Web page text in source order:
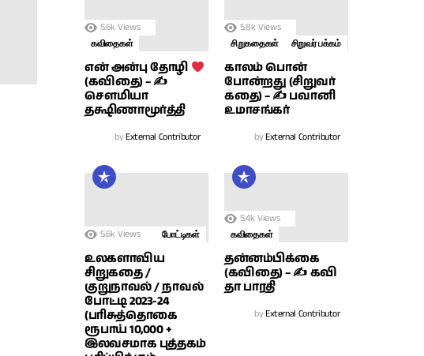
5.6k Views
கவிதைகள்
என் அன்பு தோழி
(கவிதை) – ✍
சௌமியா
தக்ஷிணாமூர்த்தி
byExternal Contributor
5.8k Views
சிறுகதைகள் சிறுவர் பக்கம்
காலம் பொன்
போன்றது (சிறுவர்
கதை) – ✍ பவானி
உமாசங்கர்
byExternal Contributor
5.6k Views போட்டிகள்
உலகளாவிய
சிறுகதை /
குறுநாவல் / நாவல்
போட்டி 2023-24
(பரிசுத்தொகை
ரூபாய் 10,000 +
இலவசமாக புத்தகம்
5.4k Views
கவிதைகள்
தன்னம்பிக்கை
(கவிதை) – ✍ கவி
தா பாரதி
byExternal Contributor